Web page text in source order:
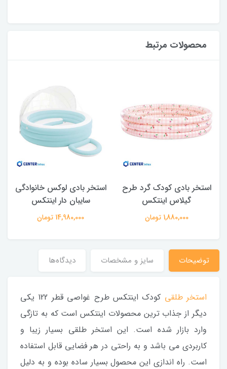
محصولات مرتبط
استخر بادی کودک گرد طرح
گیلاس اینتکس
1,880,000 تومان
استخر بادی لوکس خانوادگی
سایبان دار اینتکس
14,980,000 تومان
توضیحات سایز و مشخصات دیدگاه‌ها
استخر طلقی
کودک اینتکس طرح غواصی قطر 122 یکی
دیگر از جذاب ترین محصولات اینتکس است که به تازگی
وارد بازار شده است. این استخر طلقی بسیار زیبا و
کاربردی می باشد و به راحتی در هر فضایی قابل استفاده
است. راه اندازی این محصول بسیار ساده بوده و به دلیل